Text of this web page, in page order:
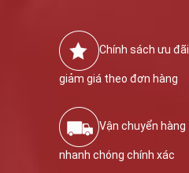
Chính sách ưu đãi
giảm giá theo đơn hàng
Vận chuyển hàng
nhanh chóng chính xác